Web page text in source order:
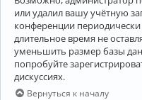
или удалил вашу учётную
конференции
длительное время не
уменьшить размер базы
попробуйте
дискуссиях.
Вернуться к началу